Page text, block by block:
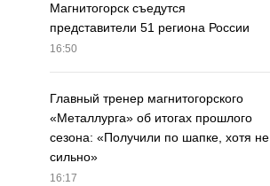
Магнитогорск съедутся
представители 51 региона России
16:50
Главный тренер магнитогорского
«Металлурга» об итогах прошлого
сезона: «Получили по шапке, хотя не
сильно»
16:17